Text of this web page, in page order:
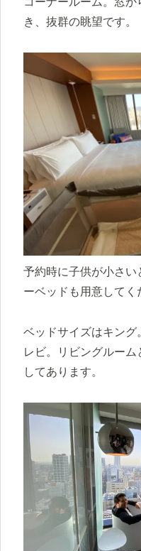
き、抜群の眺望です。
予約時に子供が小さ
ーベッドも用意してく
ベッドサイズはキン
レビ。リビングルー
してあります。